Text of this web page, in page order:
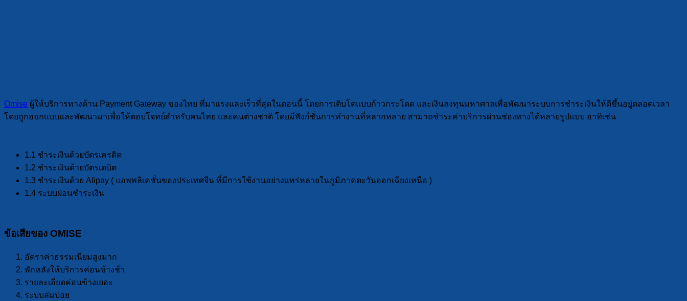
Omise ผู้ให้บริการทางด้าน Payment Gateway ของไทย ที่มาแรงและเร็วที่สุดในตอนนี้ โดยการเติบโตแบบก้าวกระโดด และเงินลงทุนมหาศาลเพื่อพัฒนาระบบการชำระเงินให้ดีขึ้นอยู่ตลอดเวลา
โดยถูกออกแบบและพัฒนามาเพื่อให้ตอบโจทย์สำหรับคนไทย และคนต่างชาติ โดยมีฟังก์ชั่นการทำงานที่หลากหลาย สามาถชำระค่าบริการผ่านช่องทางได้หลายรูปแบบ อาทิเช่น
1.1 ชำระเงินด้วยบัตรเครดิต
1.2 ชำระเงินด้ายบัตรเดบิต
1.3 ชำระเงินด้วย Alipay ( แอพพลิเคชั่นของประเทศจีน ที่มีการใช้งานอย่างแพร่หลายในภูมิภาคตะวันออกเฉียงเหนือ )
1.4 ระบบผ่อนชำระเงิน
ข้อเสียของ OMISE
อัตราค่าธรรมเนียมสูงมาก
พักหลังให้บริการค่อนข้างช้า
รายละเอียดค่อนข้างเยอะ
ระบบล่มบ่อย